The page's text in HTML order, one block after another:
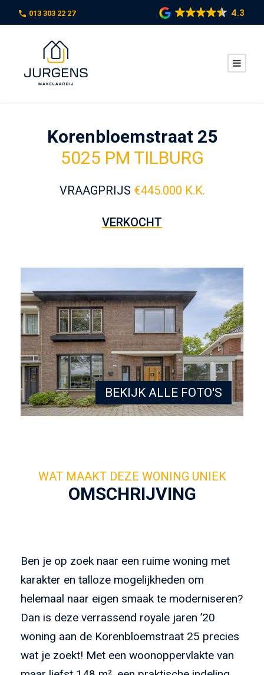
013 303 22 27 4.3
Korenbloemstraat 25
5025 PM TILBURG
VRAAGPRIJS €445.000 K.K.
VERKOCHT
BEKIJK ALLE FOTO'S
OMSCHRIJVING
Ben je op zoek naar een ruime woning met
karakter en talloze mogelijkheden om
helemaal naar eigen smaak te moderniseren?
Dan is deze verrassend royale jaren ’20
woning aan de Korenbloemstraat 25 precies
wat je zoekt! Met een woonoppervlakte van